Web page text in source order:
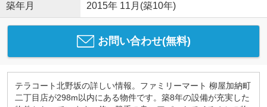
築年月 2015年 11月(築10年)
お問い合わせ(無料)
テラコート北野坂の詳しい情報。ファミリーマート 柳屋加納町
二丁目店が298m以内にある物件です。築8年の設備が充実した